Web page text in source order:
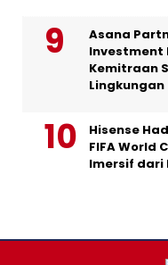
Asana
Investment
Kemitraan
Lingkungan
Hisense
FIFA World
Imersif dari